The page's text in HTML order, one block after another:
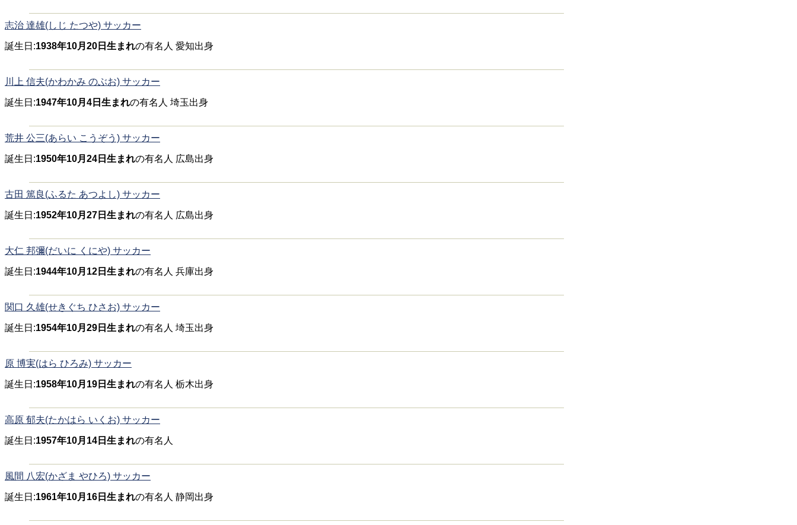
志治 達雄(しじ たつや) サッカー
誕生日:1938年10月20日生まれの有名人 愛知出身
川上 信夫(かわかみ のぶお) サッカー
誕生日:1947年10月4日生まれの有名人 埼玉出身
荒井 公三(あらい こうぞう) サッカー
誕生日:1950年10月24日生まれの有名人 広島出身
古田 篤良(ふるた あつよし) サッカー
誕生日:1952年10月27日生まれの有名人 広島出身
大仁 邦彌(だいに くにや) サッカー
誕生日:1944年10月12日生まれの有名人 兵庫出身
関口 久雄(せきぐち ひさお) サッカー
誕生日:1954年10月29日生まれの有名人 埼玉出身
原 博実(はら ひろみ) サッカー
誕生日:1958年10月19日生まれの有名人 栃木出身
高原 郁夫(たかはら いくお) サッカー
誕生日:1957年10月14日生まれの有名人
風間 八宏(かざま やひろ) サッカー
誕生日:1961年10月16日生まれの有名人 静岡出身